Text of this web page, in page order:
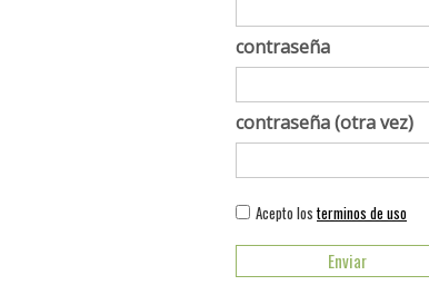
contraseña
contraseña (otra vez)
Acepto los terminos de uso